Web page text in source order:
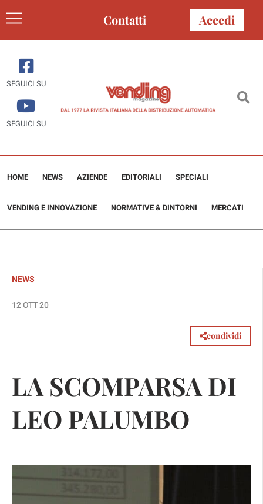
Contatti Accedi
SEGUICI SU
SEGUICI SU
HOME NEWS AZIENDE EDITORIALI SPECIALI
VENDING E INNOVAZIONE NORMATIVE & DINTORNI MERCATI
NEWS
12 OTT 20
condividi
LA SCOMPARSA DI
LEO PALUMBO